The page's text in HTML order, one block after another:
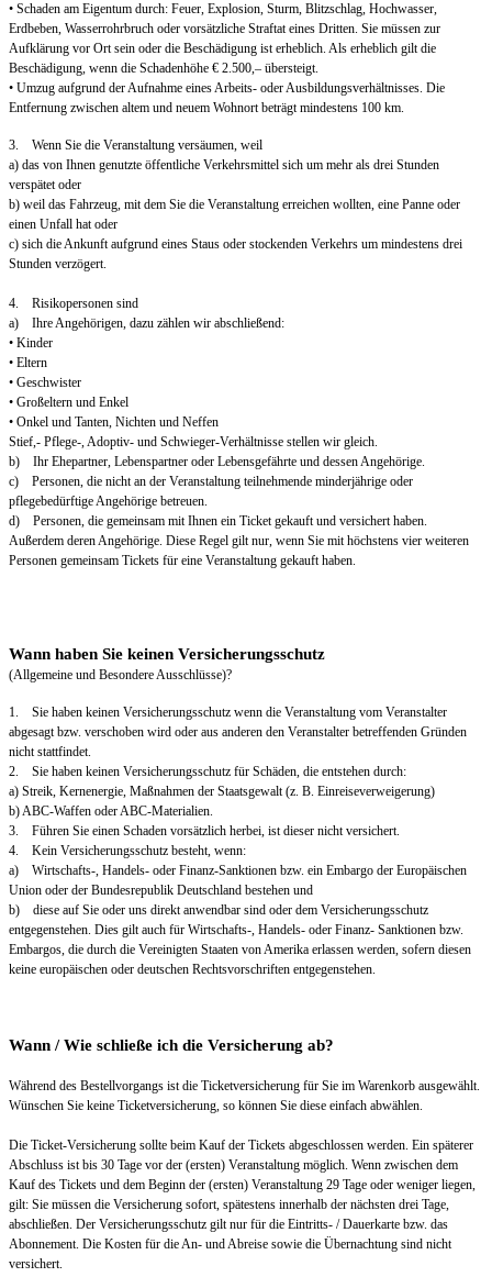
• Schaden am Eigentum durch: Feuer, Explosion, Sturm, Blitzschlag, Hochwasser,
Erdbeben, Wasserrohrbruch oder vorsätzliche Straftat eines Dritten. Sie müssen zur
Aufklärung vor Ort sein oder die Beschädigung ist erheblich. Als erheblich gilt die
Beschädigung, wenn die Schadenhöhe € 2.500,– übersteigt.
• Umzug aufgrund der Aufnahme eines Arbeits- oder Ausbildungsverhältnisses. Die
Entfernung zwischen altem und neuem Wohnort beträgt mindestens 100 km.
3. Wenn Sie die Veranstaltung versäumen, weil
a) das von Ihnen genutzte öffentliche Verkehrsmittel sich um mehr als drei Stunden
verspätet oder
b) weil das Fahrzeug, mit dem Sie die Veranstaltung erreichen wollten, eine Panne oder
einen Unfall hat oder
c) sich die Ankunft aufgrund eines Staus oder stockenden Verkehrs um mindestens drei
Stunden verzögert.
4. Risikopersonen sind
a) Ihre Angehörigen, dazu zählen wir abschließend:
• Kinder
• Eltern
• Geschwister
• Großeltern und Enkel
• Onkel und Tanten, Nichten und Neffen
Stief,- Pflege-, Adoptiv- und Schwieger-Verhältnisse stellen wir gleich.
b) Ihr Ehepartner, Lebenspartner oder Lebensgefährte und dessen Angehörige.
c) Personen, die nicht an der Veranstaltung teilnehmende minderjährige oder
pflegebedürftige Angehörige betreuen.
d) Personen, die gemeinsam mit Ihnen ein Ticket gekauft und versichert haben.
Außerdem deren Angehörige. Diese Regel gilt nur, wenn Sie mit höchstens vier weiteren
Personen gemeinsam Tickets für eine Veranstaltung gekauft haben.
Wann haben Sie keinen Versicherungsschutz
(Allgemeine und Besondere Ausschlüsse)?
1. Sie haben keinen Versicherungsschutz wenn die Veranstaltung vom Veranstalter
abgesagt bzw. verschoben wird oder aus anderen den Veranstalter betreffenden Gründen
nicht stattfindet.
2. Sie haben keinen Versicherungsschutz für Schäden, die entstehen durch:
a) Streik, Kernenergie, Maßnahmen der Staatsgewalt (z. B. Einreiseverweigerung)
b) ABC-Waffen oder ABC-Materialien.
3. Führen Sie einen Schaden vorsätzlich herbei, ist dieser nicht versichert.
4. Kein Versicherungsschutz besteht, wenn:
a) Wirtschafts-, Handels- oder Finanz-Sanktionen bzw. ein Embargo der Europäischen
Union oder der Bundesrepublik Deutschland bestehen und
b) diese auf Sie oder uns direkt anwendbar sind oder dem Versicherungsschutz
entgegenstehen. Dies gilt auch für Wirtschafts-, Handels- oder Finanz- Sanktionen bzw.
Embargos, die durch die Vereinigten Staaten von Amerika erlassen werden, sofern diesen
keine europäischen oder deutschen Rechtsvorschriften entgegenstehen.
Wann / Wie schließe ich die Versicherung ab?
Während des Bestellvorgangs ist die Ticketversicherung für Sie im Warenkorb ausgewählt.
Wünschen Sie keine Ticketversicherung, so können Sie diese einfach abwählen.
Die Ticket-Versicherung sollte beim Kauf der Tickets abgeschlossen werden. Ein späterer
Abschluss ist bis 30 Tage vor der (ersten) Veranstaltung möglich. Wenn zwischen dem
Kauf des Tickets und dem Beginn der (ersten) Veranstaltung 29 Tage oder weniger liegen,
gilt: Sie müssen die Versicherung sofort, spätestens innerhalb der nächsten drei Tage,
abschließen. Der Versicherungsschutz gilt nur für die Eintritts- / Dauerkarte bzw. das
Abonnement. Die Kosten für die An- und Abreise sowie die Übernachtung sind nicht
versichert.